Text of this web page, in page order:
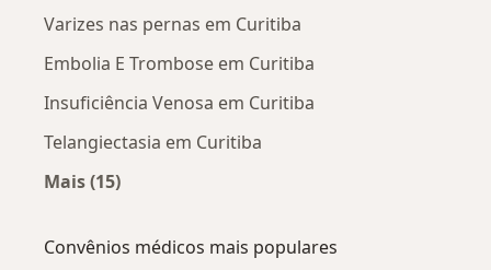
Varizes nas pernas em Curitiba
Embolia E Trombose em Curitiba
Insuficiência Venosa em Curitiba
Telangiectasia em Curitiba
Mais (15)
Convênios médicos mais populares